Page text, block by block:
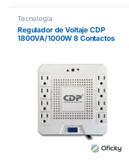
Tecnología
Regulador de Voltaje CDP
1800VA/1000W 8 Contactos